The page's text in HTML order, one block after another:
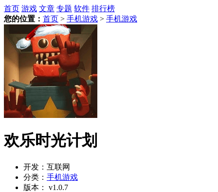
首页 游戏 文章 专题 软件 排行榜
您的位置： 首页 > 手机游戏 > 手机游戏
欢乐时光计划
开发： 互联网
分类： 手机游戏
版本：
v1.0.7